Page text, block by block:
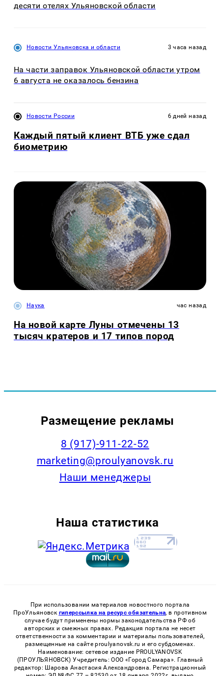
десяти отелях Ульяновской области
Новости Ульяновска и области 3 часа назад
На части заправок Ульяновской области утром
6 августа не оказалось бензина
Новости России 6 дней назад
Каждый пятый клиент ВТБ уже сдал
биометрию
Наука час назад
На новой карте Луны отмечены 13
тысяч кратеров и 17 типов пород
Размещение рекламы
8 (917)-911-22-52
marketing@proulyanovsk.ru
Наши менеджеры
Наша статистика
При использовании материалов новостного портала
ПроУльяновск гиперссылка на ресурс обязательна, в противном
случае будут применены нормы законодательства РФ об
авторских и смежных правах. Редакция портала не несет
ответственности за комментарии и материалы пользователей,
размещенные на сайте proulyanovsk.ru и его субдоменах.
Наименование: сетевое издание PROULYANOVSK
(ПРОУЛЬЯНОВСК) Учредитель: ООО «Город Самара». Главный
редактор: Шарова Анастасия Александровна. Регистрационный